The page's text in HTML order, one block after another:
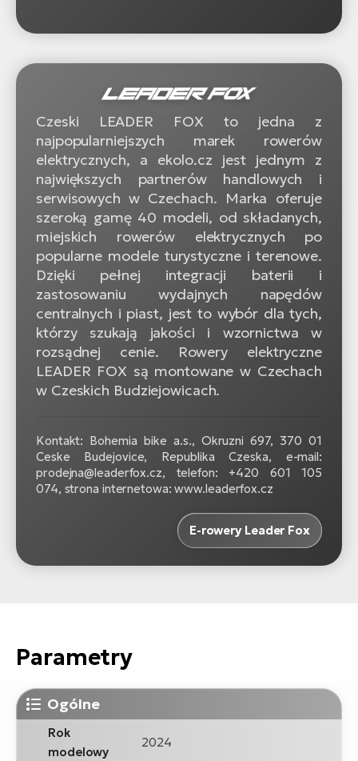
Czeski LEADER FOX to jedna z
najpopularniejszych marek rowerów
elektrycznych, a ekolo.cz jest jednym z
największych partnerów handlowych i
serwisowych w Czechach. Marka oferuje
szeroką gamę 40 modeli, od składanych,
miejskich rowerów elektrycznych po
popularne modele turystyczne i terenowe.
Dzięki pełnej integracji baterii i
zastosowaniu wydajnych napędów
centralnych i piast, jest to wybór dla tych,
którzy szukają jakości i wzornictwa w
rozsądnej cenie. Rowery elektryczne
LEADER FOX są montowane w Czechach
w Czeskich Budziejowicach.
Kontakt: Bohemia bike a.s., Okruzni 697, 370 01
Ceske Budejovice, Republika Czeska, e-mail:
prodejna@leaderfox.cz, telefon: +420 601 105
074, strona internetowa: www.leaderfox.cz
E-rowery Leader Fox
Parametry
Ogólne
Rok
modelowy
2024